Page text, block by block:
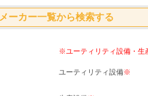
メーカー一覧から検索する
※ユーティリティ設備・生
ユーティリティ設備※